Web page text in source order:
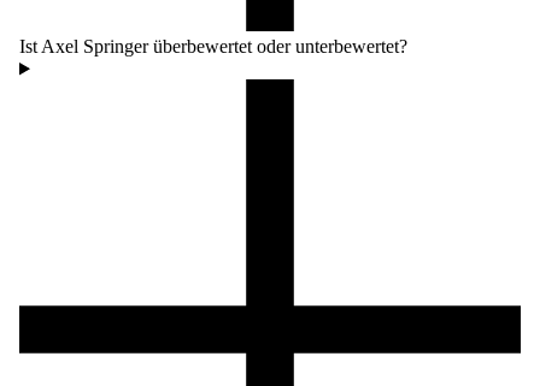
Ist Axel Springer überbewertet oder unterbewertet?